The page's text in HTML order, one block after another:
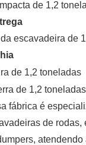
fábrica é
de rodas,
atendendo